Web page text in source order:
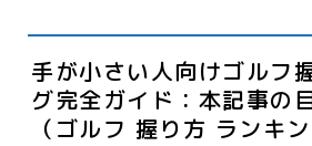
手が小さい人向けゴルフ
グ完全ガイド：本記事の
（ゴルフ 握り方 ランキン